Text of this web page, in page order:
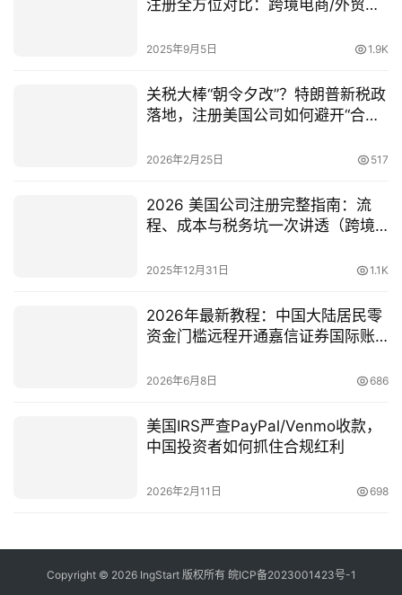
注册全方位对比：跨境电商/外贸企
2025年9月5日 1.9K
关税大棒“朝令夕改”？特朗普新税政
落地，注册美国公司如何避开“合规
2026年2月25日 517
2026 美国公司注册完整指南：流
程、成本与税务坑一次讲透（跨境
2025年12月31日 1.1K
2026年最新教程：中国大陆居民零
资金门槛远程开通嘉信证券国际账
2026年6月8日 686
美国IRS严查PayPal/Venmo收款，
中国投资者如何抓住合规红利
2026年2月11日 698
Copyright © 2026 IngStart 版权所有 皖ICP备2023001423号-1